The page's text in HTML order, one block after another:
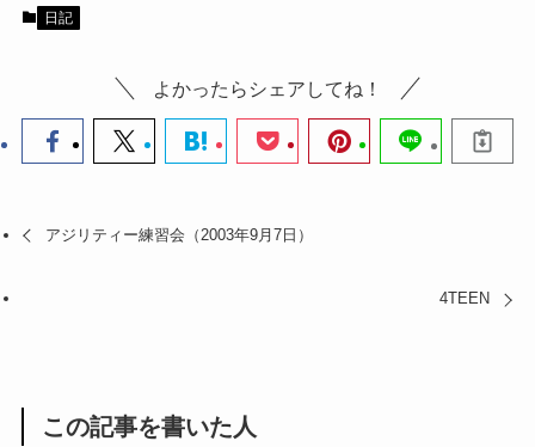
日記
よかったらシェアしてね！
アジリティー練習会（2003年9月7日）
4TEEN
この記事を書いた人